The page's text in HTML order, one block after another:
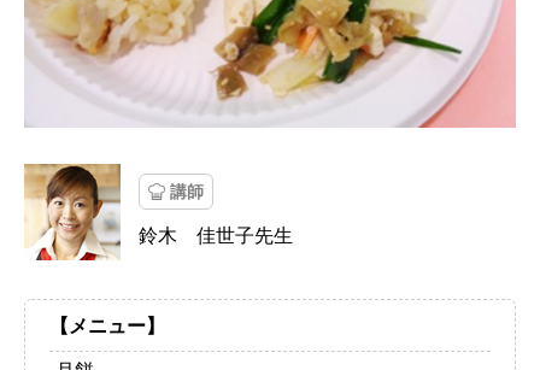
講師
鈴木 佳世子先生
【メニュー】